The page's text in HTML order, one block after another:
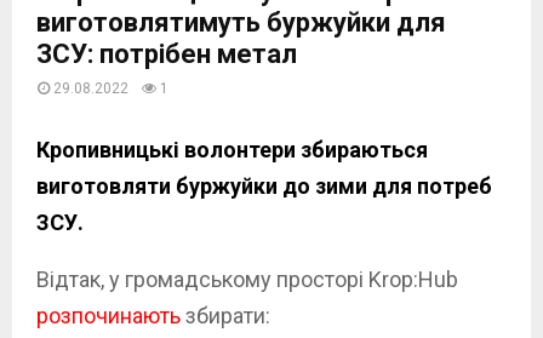
виготовлятимуть буржуйки для
ЗСУ: потрібен метал
29.08.2022 1
Кропивницькі волонтери збираються
виготовляти буржуйки до зими для потреб
ЗСУ.
Відтак, у громадському просторі Krop:Hub
розпочинаютьзбирати: